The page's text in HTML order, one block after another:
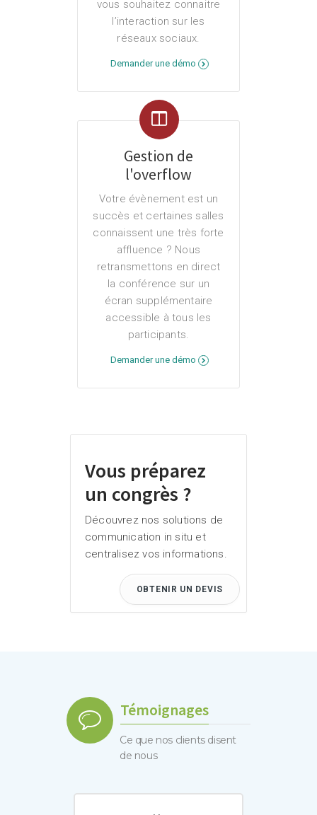
vous souhaitez connaitre
l’interaction sur les
réseaux sociaux.
Demander une démo
Gestion de
l'overflow
Votre évènement est un
succès et certaines salles
connaissent une très forte
affluence ? Nous
retransmettons en direct
la conférence sur un
écran supplémentaire
accessible à tous les
participants.
Demander une démo
OBTENIR UN DEVIS
Vous préparez
un congrès ?
Découvrez nos solutions de
communication in situ et
centralisez vos informations.
Témoignages
Ce que nos clients disent
de nous